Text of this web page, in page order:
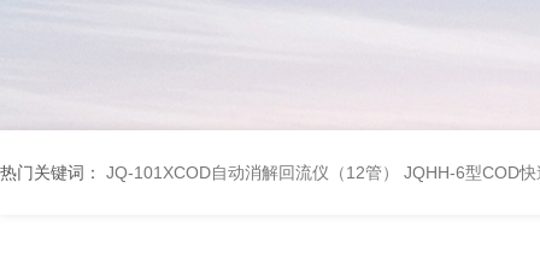
热门关键词： JQ-101XCOD自动消解回流仪（12管） JQHH-6型COD